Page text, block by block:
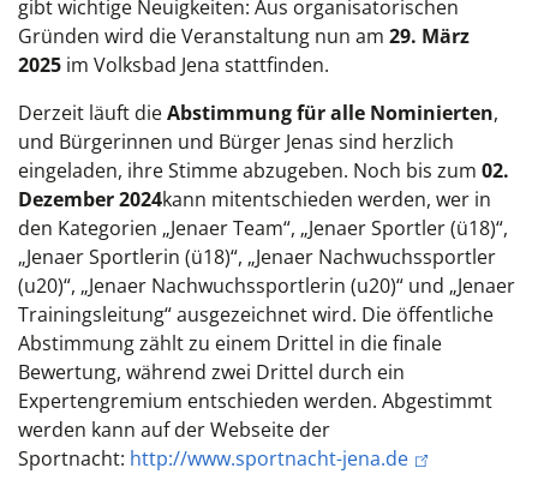
gibt wichtige Neuigkeiten: Aus organisatorischen
Gründen wird die Veranstaltung nun am 29. März
2025 im Volksbad Jena stattfinden.
Derzeit läuft dieAbstimmung für alle Nominierten,
und Bürgerinnen und Bürger Jenas sind herzlich
eingeladen, ihre Stimme abzugeben. Noch bis zum 02.
Dezember 2024kann mitentschieden werden, wer in
den Kategorien „Jenaer Team“, „Jenaer Sportler (ü18)“,
„Jenaer Sportlerin (ü18)“, „Jenaer Nachwuchssportler
(u20)“, „Jenaer Nachwuchssportlerin (u20)“ und „Jenaer
Trainingsleitung“ ausgezeichnet wird. Die öffentliche
Abstimmung zählt zu einem Drittel in die finale
Bewertung, während zwei Drittel durch ein
Expertengremium entschieden werden. Abgestimmt
werden kann auf der Webseite der
Sportnacht: http://www.sportnacht-jena.de